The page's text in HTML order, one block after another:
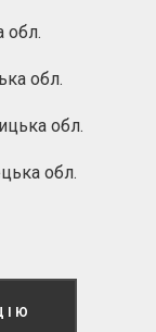
обл.
обл.
обл.
обл.